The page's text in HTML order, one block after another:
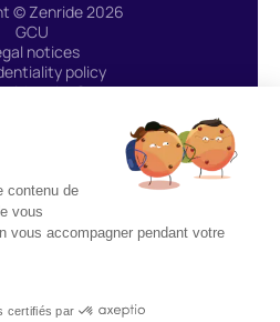
© Zenride 2026
GCU
notices
policy
🩷 by Greenstory
provider LEMONWAY:
whose head office is
Paris, approved by the ACPR
in the Register of Financial Agents
contenu de
vous
vous accompagner pendant votre
certifiés par